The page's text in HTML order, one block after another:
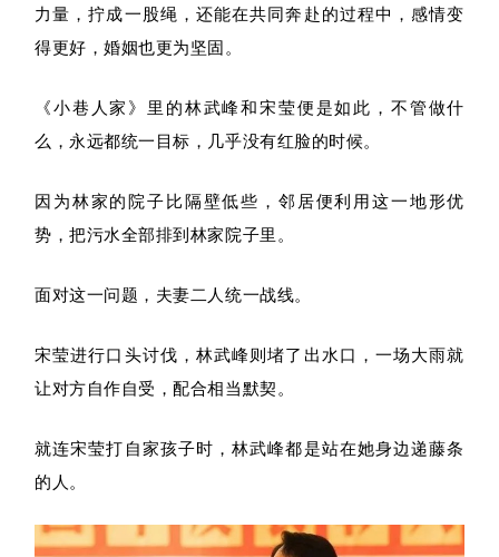
力量，拧成一股绳，还能在共同奔赴的过程中，感情变
得更好，婚姻也更为坚固。
《小巷人家》里的林武峰和宋莹便是如此，不管做什
么，永远都统一目标，几乎没有红脸的时候。
因为林家的院子比隔壁低些，邻居便利用这一地形优
势，把污水全部排到林家院子里。
面对这一问题，夫妻二人统一战线。
宋莹进行口头讨伐，林武峰则堵了出水口，一场大雨就
让对方自作自受，配合相当默契。
就连宋莹打自家孩子时，林武峰都是站在她身边递藤条
的人。